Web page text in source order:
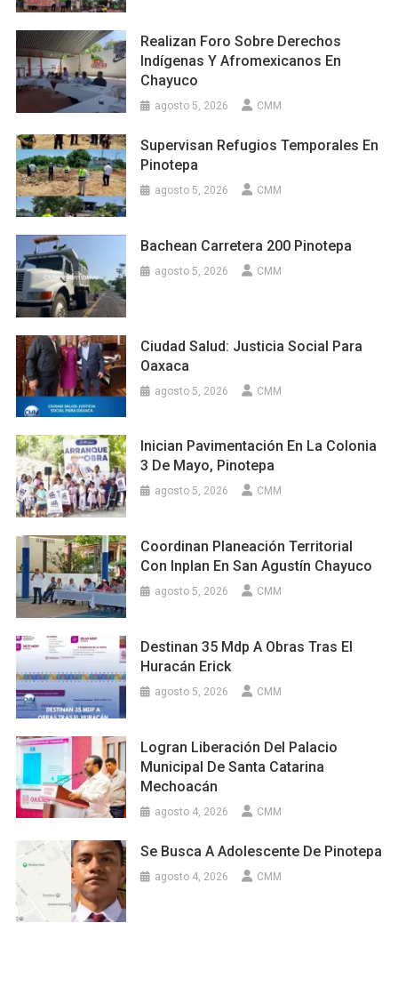
Realizan Foro Sobre Derechos
Indígenas Y Afromexicanos En
Chayuco
agosto 5, 2026 CMM
Supervisan Refugios Temporales En
Pinotepa
agosto 5, 2026 CMM
Bachean Carretera 200 Pinotepa
agosto 5, 2026 CMM
Ciudad Salud: Justicia Social Para
Oaxaca
agosto 5, 2026 CMM
Inician Pavimentación En La Colonia
3 De Mayo, Pinotepa
agosto 5, 2026 CMM
Coordinan Planeación Territorial
Con Inplan En San Agustín Chayuco
agosto 5, 2026 CMM
Destinan 35 Mdp A Obras Tras El
Huracán Erick
agosto 5, 2026 CMM
Logran Liberación Del Palacio
Municipal De Santa Catarina
Mechoacán
agosto 4, 2026 CMM
Se Busca A Adolescente De Pinotepa
agosto 4, 2026 CMM